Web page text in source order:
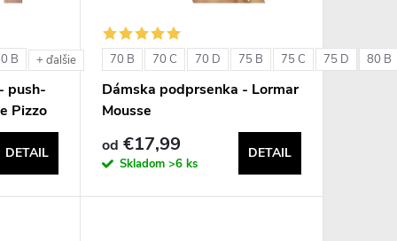
B + ďalšie
push-
Pizzo
DETAIL
70 B 70 C 70 D 75 B 75 C 75 D 80 B
Dámska podprsenka - Lormar
Mousse
od €17,99
Skladom >6 ks
DETAIL